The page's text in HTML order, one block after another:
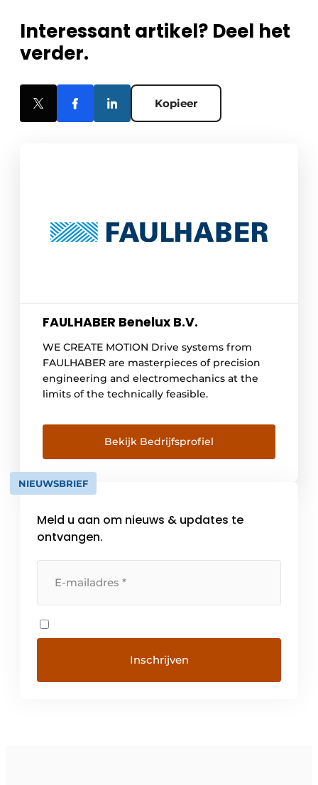
Interessant artikel? Deel het
verder.
Kopieer
FAULHABER Benelux B.V.
WE CREATE MOTION Drive systems from
FAULHABER are masterpieces of precision
engineering and electromechanics at the
limits of the technically feasible.
Bekijk Bedrijfsprofiel
NIEUWSBRIEF
Meld u aan om nieuws & updates te
ontvangen.